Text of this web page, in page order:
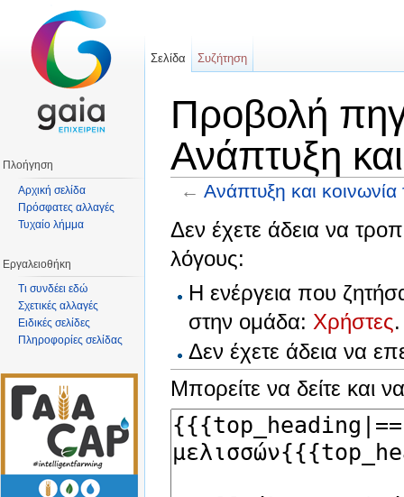
Προβολή
Ανάπτυξη
← Ανάπτυξη και
Δεν έχετε άδεια να
λόγους:
Η ενέργεια που
στην ομάδα: Χρήστες.
Δεν έχετε άδεια να
Μπορείτε να δείτε και
Σελίδα Συζήτηση
Πλοήγηση
Αρχική σελίδα
Πρόσφατες αλλαγές
Τυχαίο λήμμα
Εργαλειοθήκη
Τι συνδέει εδώ
Σχετικές αλλαγές
Ειδικές σελίδες
Πληροφορίες σελίδας